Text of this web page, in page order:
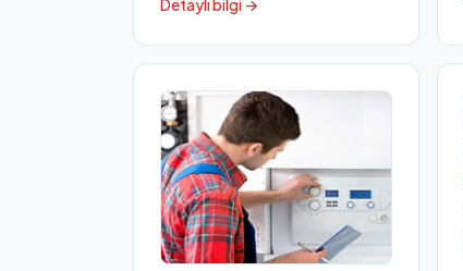
Detaylı bilgi →